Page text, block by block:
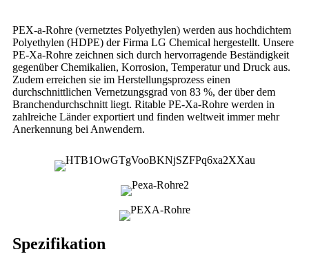
PEX-a-Rohre (vernetztes Polyethylen) werden aus hochdichtem
Polyethylen (HDPE) der Firma LG Chemical hergestellt. Unsere
PE-Xa-Rohre zeichnen sich durch hervorragende Beständigkeit
gegenüber Chemikalien, Korrosion, Temperatur und Druck aus.
Zudem erreichen sie im Herstellungsprozess einen
durchschnittlichen Vernetzungsgrad von 83 %, der über dem
Branchendurchschnitt liegt. Ritable PE-Xa-Rohre werden in
zahlreiche Länder exportiert und finden weltweit immer mehr
Anerkennung bei Anwendern.
Spezifikation